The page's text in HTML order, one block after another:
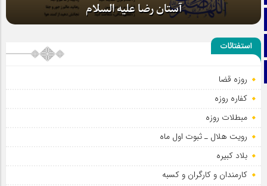
آپارات
اینستاگرام
آستان رضا علیه السلام
استفتائات
روزه قضا
کفاره روزه
مبطلات روزه
رویت هلال ـ ثبوت اول ماه
بلاد کبیره
کارمندان و کارگران و کسبه